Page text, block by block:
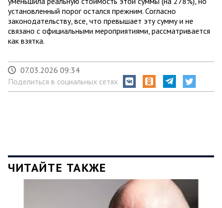
установленный порог остался прежним. Согласно
законодательству, все, что превышает эту сумму и не
связано с официальными мероприятиями, рассматривается
как взятка.
07.03.2026 09:34
Поделиться в социальных сетях
ЧИТАЙТЕ ТАКЖЕ